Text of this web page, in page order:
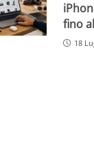
fino
18